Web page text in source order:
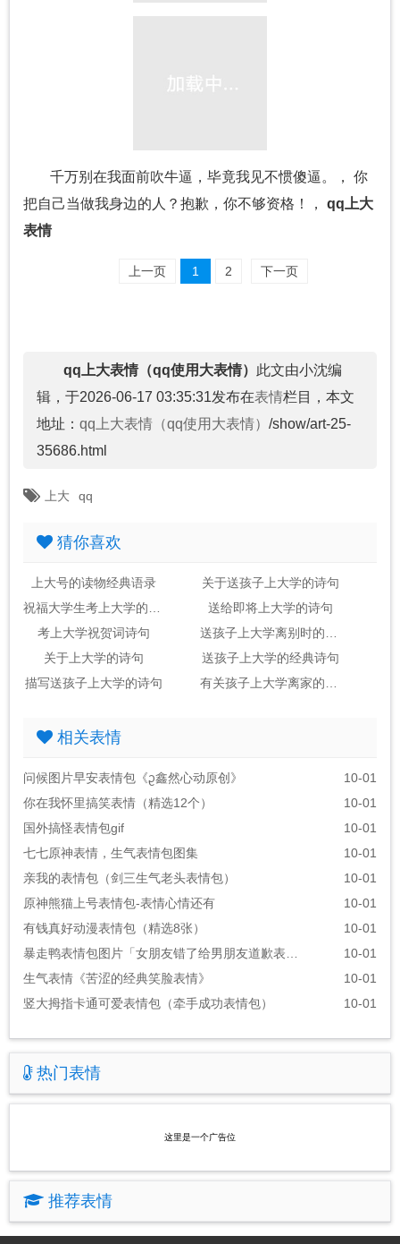
千万别在我面前吹牛逼，毕竟我见不惯傻逼。， 你
把自己当做我身边的人？抱歉，你不够资格！， qq上大
表情
上一页 1 2 下一页
qq上大表情（qq使用大表情） 此文由小沈编
辑，于2026-06-17 03:35:31发布在表情栏目，本文
地址： qq上大表情（qq使用大表情） /show/art-25-
35686.html
上大 qq
猜你喜欢
上大号的读物经典语录
关于送孩子上大学的诗句
送给即将上大学的诗句
考上大学祝贺词诗句
关于上大学的诗句
送孩子上大学的经典诗句
描写送孩子上大学的诗句
相关表情
问候图片早安表情包《ᦳ鑫然心动原创》
10-01
你在我怀里搞笑表情（精选12个）
10-01
国外搞怪表情包gif
10-01
七七原神表情，生气表情包图集
10-01
亲我的表情包（剑三生气老头表情包）
10-01
原神熊猫上号表情包-表情心情还有
10-01
有钱真好动漫表情包（精选8张）
10-01
10-01
生气表情《苦涩的经典笑脸表情》
10-01
竖大拇指卡通可爱表情包（牵手成功表情包）
10-01
热门表情
这里是一个广告位
推荐表情